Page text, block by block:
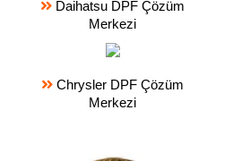
Daihatsu DPF Çözüm
Merkezi
Chrysler DPF Çözüm
Merkezi